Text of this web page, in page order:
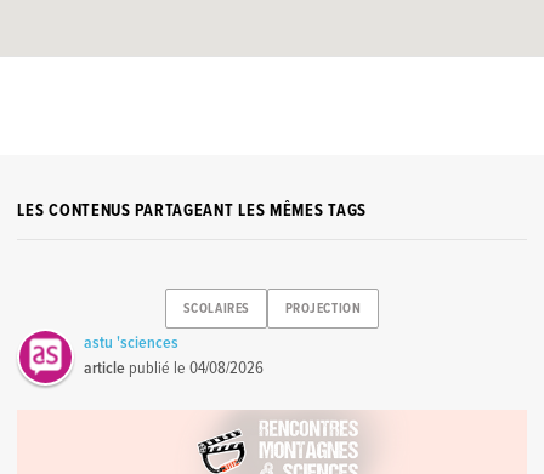
LES CONTENUS PARTAGEANT LES MÊMES TAGS
SCOLAIRES PROJECTION
astu 'sciences
article publié le04/08/2026